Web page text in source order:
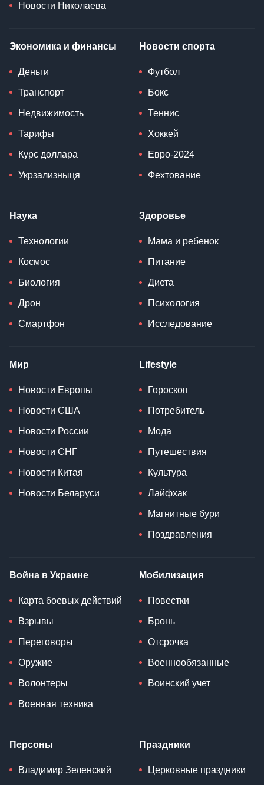
Новости Николаева
Экономика и финансы
Деньги
Транспорт
Недвижимость
Тарифы
Курс доллара
Укрзализныця
Новости спорта
Футбол
Бокс
Теннис
Хоккей
Евро-2024
Фехтование
Наука
Технологии
Космос
Биология
Дрон
Смартфон
Здоровье
Мама и ребенок
Питание
Диета
Психология
Исследование
Мир
Новости Европы
Новости США
Новости России
Новости СНГ
Новости Китая
Новости Беларуси
Lifestyle
Гороскоп
Потребитель
Мода
Путешествия
Культура
Лайфхак
Магнитные бури
Поздравления
Война в Украине
Карта боевых действий
Взрывы
Переговоры
Оружие
Волонтеры
Военная техника
Мобилизация
Повестки
Бронь
Отсрочка
Военнообязанные
Воинский учет
Персоны
Владимир Зеленский
Праздники
Церковные праздники